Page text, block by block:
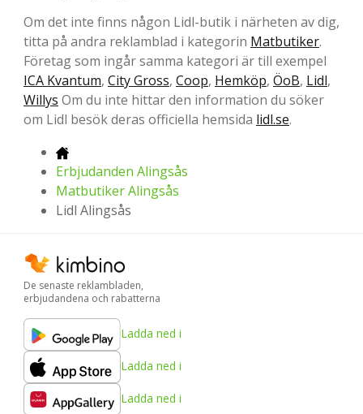
Om det inte finns någon Lidl-butik i närheten av dig,
titta på andra reklamblad i kategorin Matbutiker.
Företag som ingår samma kategori är till exempel
ICA Kvantum, City Gross, Coop, Hemköp, ÖoB, Lidl,
Willys Om du inte hittar den information du söker
om Lidl besök deras officiella hemsida lidl.se.
Erbjudanden Alingsås
Matbutiker Alingsås
Lidl Alingsås
De senaste reklambladen,
erbjudandena och rabatterna
Ladda ned i
Ladda ned i
Ladda ned i